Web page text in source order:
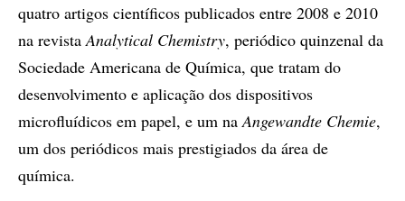
quatro artigos científicos publicados entre 2008 e 2010
na revista Analytical Chemistry, periódico quinzenal da
Sociedade Americana de Química, que tratam do
desenvolvimento e aplicação dos dispositivos
microfluídicos em papel, e um na Angewandte Chemie,
um dos periódicos mais prestigiados da área de
química.